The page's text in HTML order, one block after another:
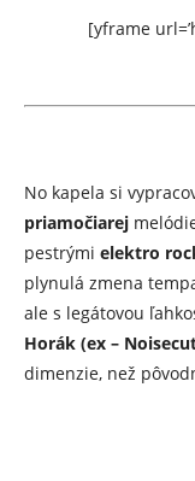
[yframe
No kapela si
priamočiarej
pestrými elektro
plynulá zmena
ale s legátovou
Horák (ex –
dimenzie, než